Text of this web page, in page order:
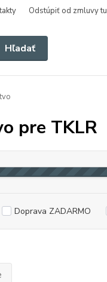
Odstúpiť od zmluvy tu
Hľadať
pre TKLR
Doprava ZADARMO